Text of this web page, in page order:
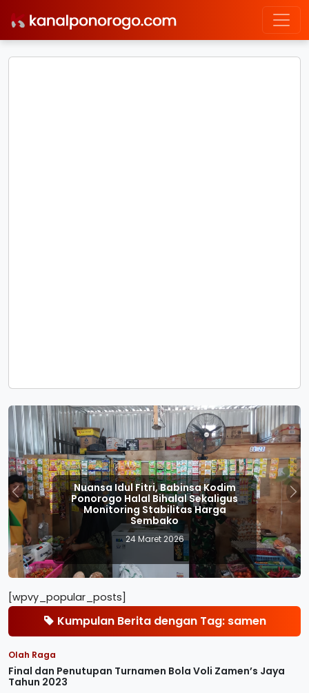
Nuansa Idul Fitri, Babinsa Kodim
Ponorogo Halal Bihalal Sekaligus
Monitoring Stabilitas Harga
Sembako
24 Maret 2026
Previous
[wpvy_popular_posts]
Kumpulan Berita dengan Tag: samen
Olah Raga
Final dan Penutupan Turnamen Bola Voli Zamen’s Jaya
Tahun 2023